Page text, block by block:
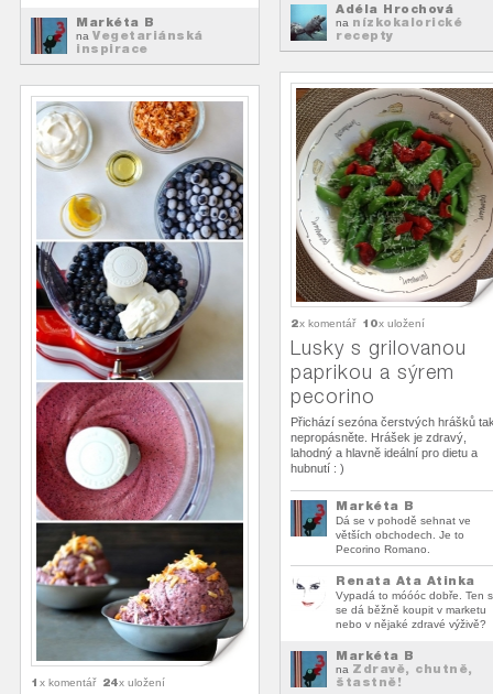
Markéta B
na Vegetariánská
inspirace
Adéla Hrochová
na nízkokalorické
recepty
2x komentář 10x uložení
Lusky s grilovanou
paprikou a sýrem
pecorino
Přichází sezóna čerstvých hrášků
nepropásněte. Hrášek je zdravý,
lahodný a hlavně ideální pro dietu a
hubnutí : )
Markéta B
Dá se v pohodě sehnat ve
větších obchodech. Je to
Pecorino Romano.
Renata Ata Atinka
Vypadá to móóóc dobře. Ten
se dá běžně koupit v marketu
nebo v nějaké zdravé výživě?
Markéta B
na Zdravě, chutně,
štastně!
1 x komentář 24x uložení